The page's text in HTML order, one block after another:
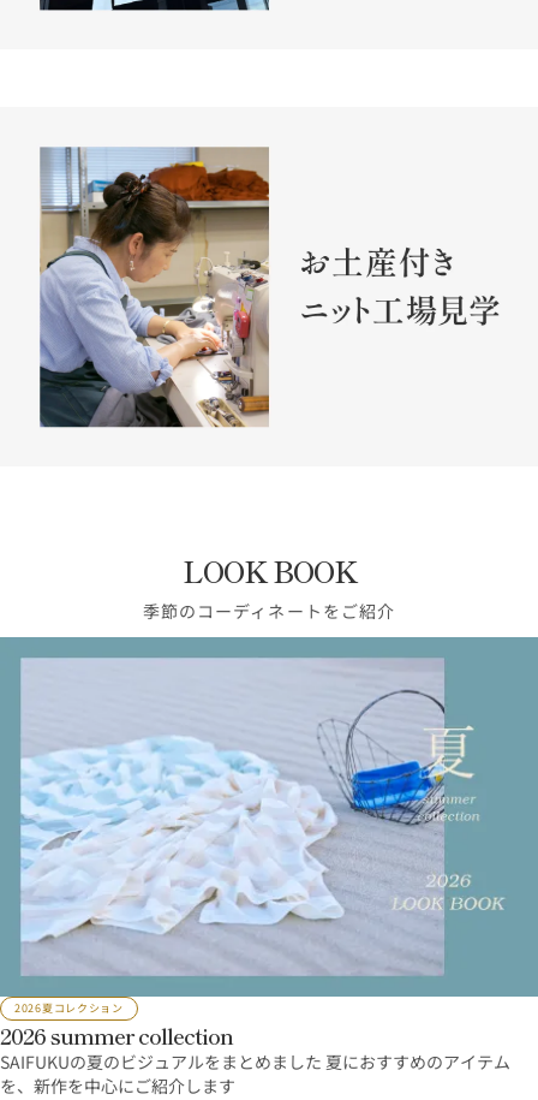
LOOK BOOK
季節のコーディネートをご紹介
2026夏コレクション
2026 summer collection
SAIFUKUの夏のビジュアルをまとめました 夏におすすめのアイテム
を、新作を中心にご紹介します